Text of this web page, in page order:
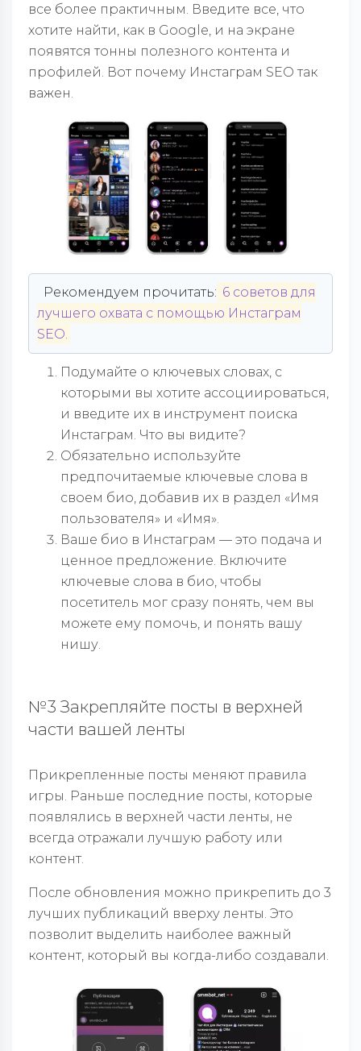
все более практичным. Введите все, что
хотите найти, как в Google, и на экране
появятся тонны полезного контента и
профилей. Вот почему Инстаграм SEO так
важен.
Рекомендуем прочитать: 6 советов для
лучшего охвата с помощью Инстаграм
SEO.
Подумайте о ключевых словах, с
которыми вы хотите ассоциироваться,
и введите их в инструмент поиска
Инстаграм. Что вы видите?
Обязательно используйте
предпочитаемые ключевые слова в
своем био, добавив их в раздел «Имя
пользователя» и «Имя».
Ваше био в Инстаграм — это подача и
ценное предложение. Включите
ключевые слова в био, чтобы
посетитель мог сразу понять, чем вы
можете ему помочь, и понять вашу
нишу.
№3 Закрепляйте посты в верхней
части вашей ленты
Прикрепленные посты меняют правила
игры. Раньше последние посты, которые
появлялись в верхней части ленты, не
всегда отражали лучшую работу или
контент.
После обновления можно прикрепить до 3
лучших публикаций вверху ленты. Это
позволит выделить наиболее важный
контент, который вы когда-либо создавали.